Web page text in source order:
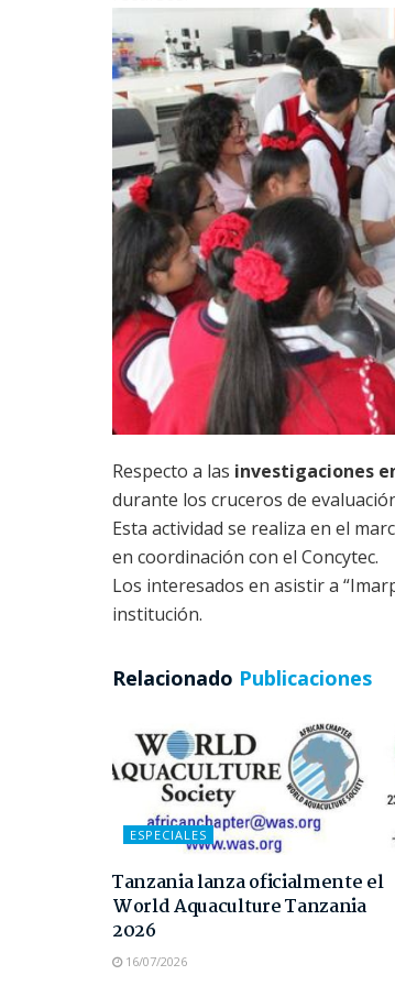
Respecto a las investigaciones
durante los cruceros de
Esta actividad se realiza en el
en coordinación con el Concytec.
Los interesados en asistir a
institución.
Relacionado Publicaciones
ESPECIALES
Tanzania lanza oficialmente el
World Aquaculture Tanzania
2026
16/07/2026